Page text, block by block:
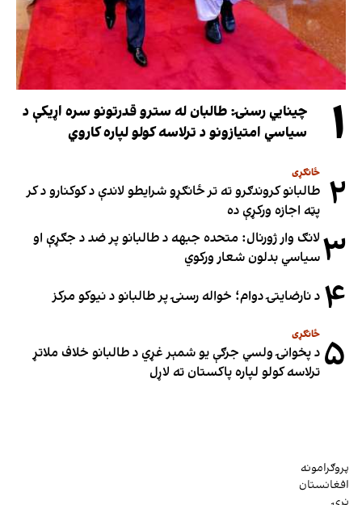
۱
چینایي رسنۍ: طالبان له سترو قدرتونو سره اړیکې د
سیاسي امتیازونو د ترلاسه کولو لپاره کاروي
۲ ځانګړی
طالبانو کروندګرو ته تر ځانګړو شرایطو لاندې د کوکنارو د کر
پټه اجازه ورکړې ده
۳ لانګ وار ژورنال: متحده جبهه د طالبانو پر ضد د جګړې او
سیاسي بدلون شعار ورکوي
۴ د نارضایتۍ دوام؛ خواله رسنۍ پر طالبانو د نیوکو مرکز
۵ ځانګړی
د پخوانۍ ولسي جرګې یو شمېر غړي د طالبانو خلاف ملاتړ
ترلاسه کولو لپاره پاکستان ته لاړل
پروګرامونه
افغانستان